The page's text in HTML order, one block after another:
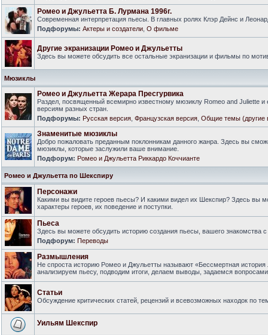
Ромео и Джульетта Б. Лурмана 1996г.
Современная интерпретация пьесы. В главных ролях Клэр Дейнс и
Подфорумы: Актеры и создатели О фильме
Другие экранизации Ромео и Джульетты
Здесь вы можете обсудить все остальные экранизации и фильмы по
Мюзиклы
Ромео и Джульетта Жерара Пресгурвика
Раздел, посвященный всемирно известному мюзиклу Romeo and Juliette и
версиям разных стран.
Подфорумы: Русская версия Французская версия Общие темы (другие
Знаменитые мюзиклы
Добро пожаловать преданным поклонникам данного жанра. Здесь вы
мюзиклы, которые заслужили ваше внимание.
Подфорум: Ромео и Джульетта Риккардо Коччианте
Ромео и Джульетта по Шекспиру
Персонажи
Какими вы видите героев пьесы? И какими видел их Шекспир? Здесь вы
характеры героев, их поведение и поступки.
Пьеса
Здесь вы можете обсудить историю создания пьесы, вашего знакомства
Подфорум: Переводы
Размышления
Не спроста историю Ромео и Джульетты называют «Бессмертная
анализируем пьесу, подводим итоги, делаем выводы, задаемся
Статьи
Обсуждение критических статей, рецензий и всевозможных находок по
Уильям Шекспир